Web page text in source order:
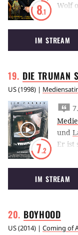
8.1
Wolf
IM STREAM
DIE TRUMAN
US(1998) |
7.2
und
Er ist
der
IM STREAM
BOYHOOD
US(2014) | Coming of